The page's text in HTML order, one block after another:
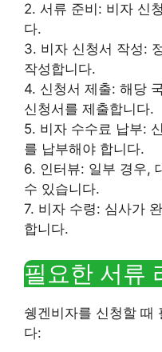
2. 서류 준비: 비자 신
다.
3. 비자 신청서 작성:
작성합니다.
4. 신청서 제출: 해당
신청서를 제출합니다.
5. 비자 수수료 납부:
를 납부해야 합니다.
6. 인터뷰: 일부 경우,
수 있습니다.
7. 비자 수령: 심사가
합니다.
필요한 서류
쉥겐비자를 신청할 때
다: